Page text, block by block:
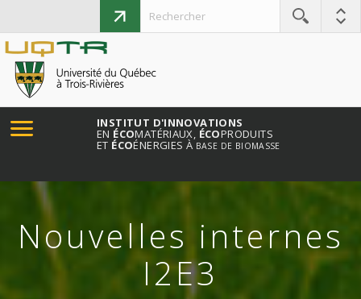
INSTITUT D'INNOVATIONS
EN ÉCOMATÉRIAUX, ÉCOPRODUITS
ET ÉCOÉNERGIES À BASE DE BIOMASSE
Nouvelles internes
I2E3